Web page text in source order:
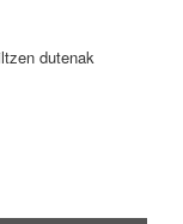
dutenak